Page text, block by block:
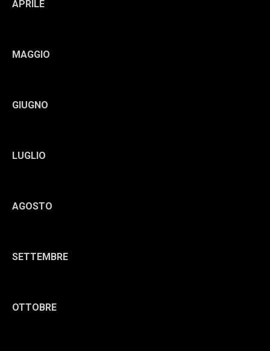
APRILE
MAGGIO
GIUGNO
LUGLIO
AGOSTO
SETTEMBRE
OTTOBRE